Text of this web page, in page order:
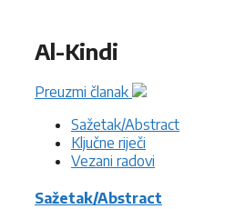
Al-Kindi
Preuzmi članak
Sažetak/Abstract
Ključne riječi
Vezani radovi
Sažetak/Abstract